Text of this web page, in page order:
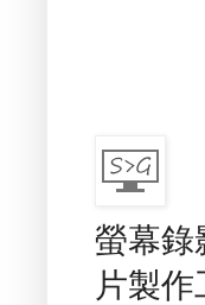
螢幕錄
片製